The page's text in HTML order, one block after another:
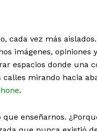
cada vez más
imágenes, opiniones
espacios donde una
mirando hacia
.
enseñarnos.